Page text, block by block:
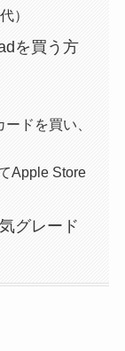
）
を買う方
ドを買い、
Apple Store
グレード